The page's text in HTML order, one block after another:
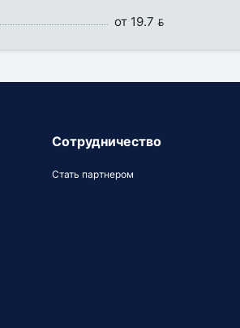
от 19.7 
Сотрудничество
Стать партнером